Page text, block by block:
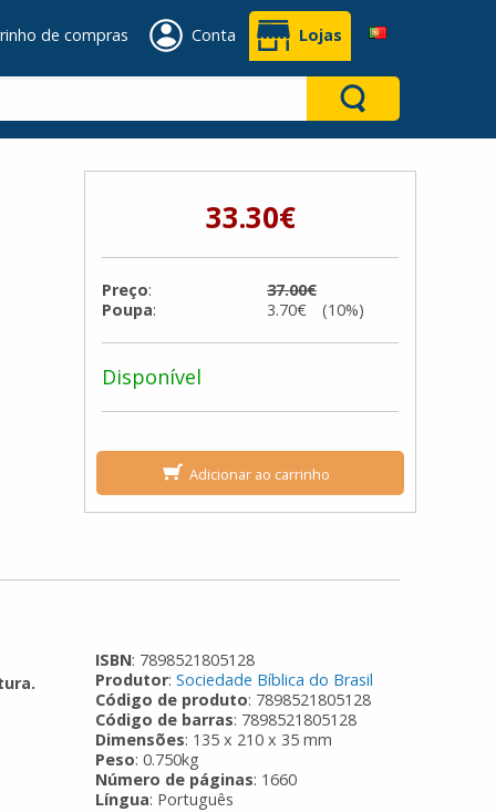
de compras Conta Lojas
33.30€
Preço:
37.00€
Poupa: 3.70€ (10%)
Disponível
Adicionar ao carrinho
ISBN: 7898521805128
Produtor:Sociedade Bíblica do Brasil
Código de produto: 7898521805128
Código de barras: 7898521805128
Dimensões: 135 x 210 x 35 mm
Peso: 0.750kg
Número de páginas: 1660
Língua: Português